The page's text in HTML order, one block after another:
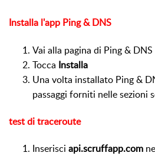
Installa l'app Ping & DNS
Vai alla pagina di Ping &
Tocca Installa
Una volta installato Ping &
passaggi forniti nelle sezioni
test di traceroute
Inserisci api.scruffapp.com